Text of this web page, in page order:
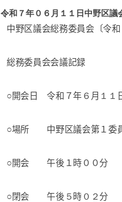
令和７年０６月１１日中野区
中野区議会総務委員会〔令
総務委員会会議記録
○開会日 令和７年 ６ 月 １１
○場所 中野区議会第１委
○開会 午後１時００分
○閉会 午後 ５ 時 ０２ 分